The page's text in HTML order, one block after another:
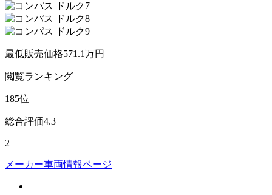
最低販売価格571.1万円
閲覧ランキング
185位
総合評価4.3
2
メーカー車両情報ページ